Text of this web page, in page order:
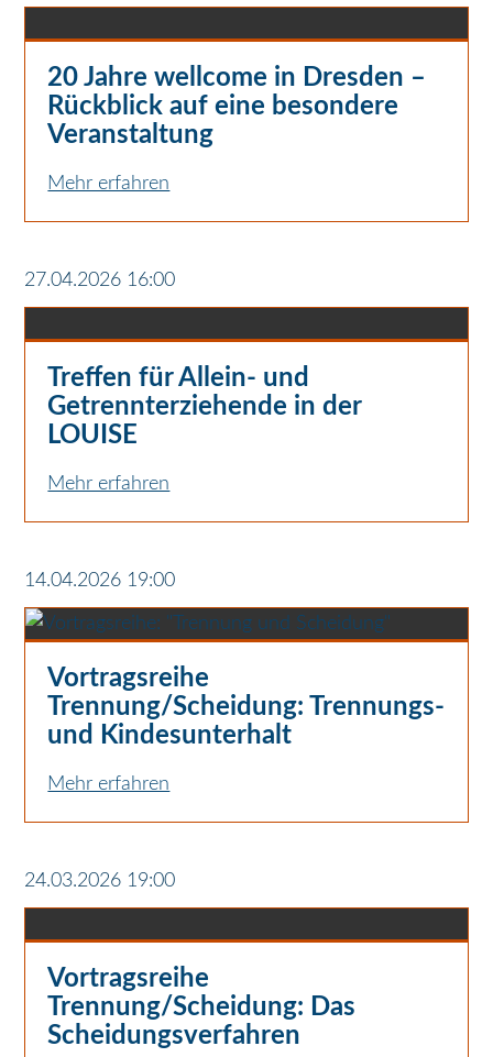
20 Jahre wellcome in Dresden –
Rückblick auf eine besondere
Veranstaltung
Mehr erfahren
27.04.2026 16:00
Treffen für Allein- und
Getrennterziehende in der
LOUISE
Mehr erfahren
14.04.2026 19:00
Vortragsreihe
Trennung/Scheidung: Trennungs-
und Kindesunterhalt
Mehr erfahren
24.03.2026 19:00
Vortragsreihe
Trennung/Scheidung: Das
Scheidungs­verfahren